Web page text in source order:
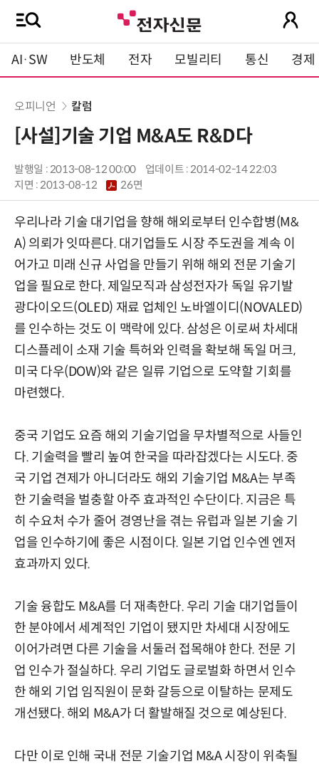
AI·SW 반도체 전자 모빌리티 통신 경제
오피니언 칼럼
[사설]기술 기업 M&A도 R&D다
발행일 : 2013-08-12 00:00
업데이트 : 2014-02-14 22:03
지면 :2013-08-12 26면
우리나라 기술 대기업을 향해 해외로부터 인수합병(M&
A) 의뢰가 잇따른다. 대기업들도 시장 주도권을 계속 이
어가고 미래 신규 사업을 만들기 위해 해외 전문 기술기
업을 필요로 한다. 제일모직과 삼성전자가 독일 유기발
광다이오드(OLED) 재료 업체인 노바엘이디(NOVALED)
를 인수하는 것도 이 맥락에 있다. 삼성은 이로써 차세대
디스플레이 소재 기술 특허와 인력을 확보해 독일 머크,
미국 다우(DOW)와 같은 일류 기업으로 도약할 기회를
마련했다.
중국 기업도 요즘 해외 기술기업을 무차별적으로 사들인
다. 기술력을 빨리 높여 한국을 따라잡겠다는 시도다. 중
국 기업 견제가 아니더라도 해외 기술기업 M&A는 부족
한 기술력을 벌충할 아주 효과적인 수단이다. 지금은 특
히 수요처 수가 줄어 경영난을 겪는 유럽과 일본 기술 기
업을 인수하기에 좋은 시점이다. 일본 기업 인수엔 엔저
효과까지 있다.
기술 융합도 M&A를 더 재촉한다. 우리 기술 대기업들이
한 분야에서 세계적인 기업이 됐지만 차세대 시장에도
이어가려면 다른 기술을 서둘러 접목해야 한다. 전문 기
업 인수가 절실하다. 우리 기업도 글로벌화 하면서 인수
한 해외 기업 임직원이 문화 갈등으로 이탈하는 문제도
개선됐다. 해외 M&A가 더 활발해질 것으로 예상된다.
다만 이로 인해 국내 전문 기술기업 M&A 시장이 위축될